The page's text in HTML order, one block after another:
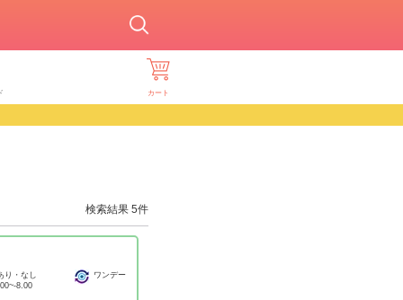
カート
検索結果 5件
り・なし
~-8.00
ワンデー